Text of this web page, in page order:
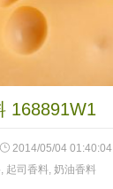
168891W1
2014/05/04 01:40:04
, 起司香料, 奶油香料